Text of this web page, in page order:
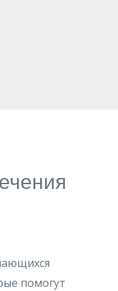
помогут